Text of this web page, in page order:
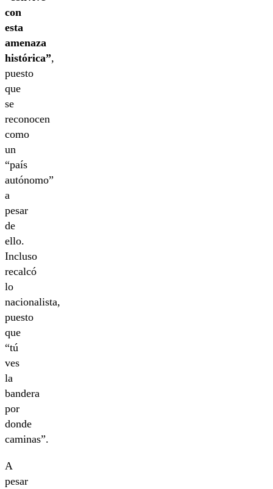
con
esta
amenaza
histórica”,
puesto
que
se
reconocen
como
un
“país
autónomo”
a
pesar
de
ello.
Incluso
recalcó
lo
nacionalista,
puesto
que
“tú
ves
la
bandera
por
donde
caminas”.
A
pesar